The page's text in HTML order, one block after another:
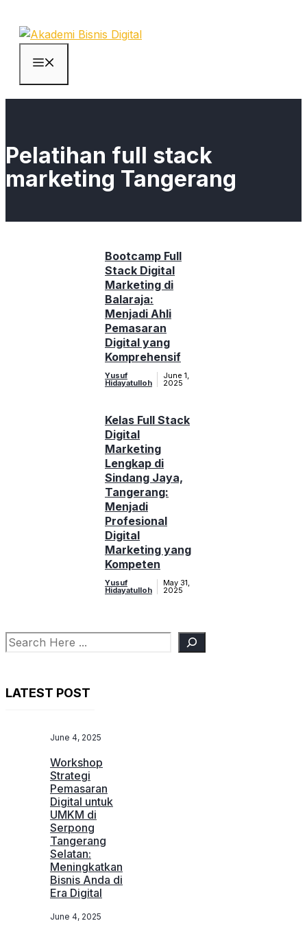
content
Pelatihan full stack
marketing Tangerang
Bootcamp Full
Stack Digital
Marketing di
Balaraja:
Menjadi Ahli
Pemasaran
Digital yang
Komprehensif
Yusuf
Hidayatulloh
June 1,
2025
Kelas Full Stack
Digital
Marketing
Lengkap di
Sindang Jaya,
Tangerang:
Menjadi
Profesional
Digital
Marketing yang
Kompeten
Yusuf
Hidayatulloh
May 31,
2025
Search
LATEST POST
June 4, 2025
Workshop
Strategi
Pemasaran
Digital untuk
UMKM di
Serpong
Tangerang
Selatan:
Meningkatkan
Bisnis Anda di
Era Digital
June 4, 2025